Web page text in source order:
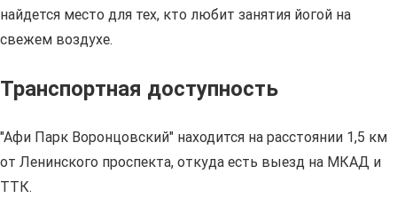
найдется место для тех, кто любит занятия йогой на
свежем воздухе.
Транспортная доступность
"Афи Парк Воронцовский" находится на расстоянии 1,5 км
от Ленинского проспекта, откуда есть выезд на МКАД и
ТТК.